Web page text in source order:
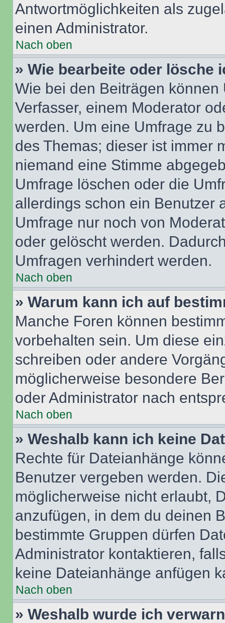
Antwortmöglichkeiten als
einen Administrator.
Nach oben
» Wie bearbeite oder lösche
Wie bei den Beiträgen
Verfasser, einem Moderator
werden. Um eine Umfrage zu
des Themas; dieser ist immer
niemand eine Stimme
Umfrage löschen oder die
allerdings schon ein Benutzer
Umfrage nur noch von
oder gelöscht werden.
Umfragen verhindert werden.
Nach oben
» Warum kann ich auf
Manche Foren können
vorbehalten sein. Um diese
schreiben oder andere
möglicherweise besondere
oder Administrator nach
Nach oben
» Weshalb kann ich keine
Rechte für Dateianhänge
Benutzer vergeben werden.
möglicherweise nicht erlaubt,
anzufügen, in dem du deinen
bestimmte Gruppen dürfen
Administrator kontaktieren,
keine Dateianhänge anfügen
Nach oben
» Weshalb wurde ich